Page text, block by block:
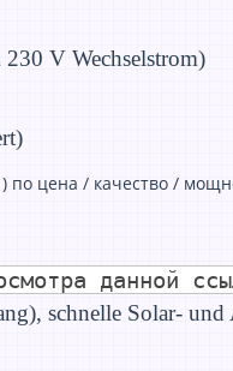
230 V Wechselstrom)
по цена / качество /
данной
schnelle Solar-